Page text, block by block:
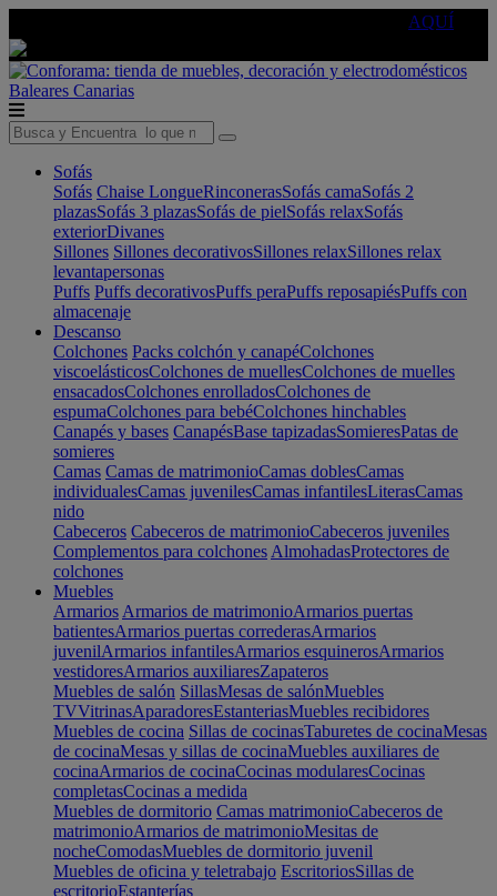
AQUÍ
Baleares Canarias
Sofás
Sofás Chaise LongueRinconerasSofás camaSofás 2
plazasSofás 3 plazasSofás de pielSofás relaxSofás
exteriorDivanes
Sillones Sillones decorativosSillones relaxSillones relax
levantapersonas
Puffs Puffs decorativosPuffs peraPuffs reposapiésPuffs con
almacenaje
Descanso
Colchones Packs colchón y canapéColchones
viscoelásticosColchones de muellesColchones de muelles
ensacadosColchones enrolladosColchones de
espumaColchones para bebéColchones hinchables
Canapés y bases CanapésBase tapizadasSomieresPatas de
somieres
Camas Camas de matrimonioCamas doblesCamas
individualesCamas juvenilesCamas infantilesLiterasCamas
nido
Cabeceros Cabeceros de matrimonioCabeceros juveniles
Complementos para colchones AlmohadasProtectores de
colchones
Muebles
Armarios Armarios de matrimonioArmarios puertas
batientesArmarios puertas correderasArmarios
juvenilArmarios infantilesArmarios esquinerosArmarios
vestidoresArmarios auxiliaresZapateros
Muebles de salón SillasMesas de salónMuebles
TVVitrinasAparadoresEstanteriasMuebles recibidores
Muebles de cocina Sillas de cocinasTaburetes de cocinaMesas
de cocinaMesas y sillas de cocinaMuebles auxiliares de
cocinaArmarios de cocinaCocinas modularesCocinas
completasCocinas a medida
Muebles de dormitorio Camas matrimonioCabeceros de
matrimonioArmarios de matrimonioMesitas de
nocheComodasMuebles de dormitorio juvenil
Muebles de oficina y teletrabajo EscritoriosSillas de
escritorioEstanterías